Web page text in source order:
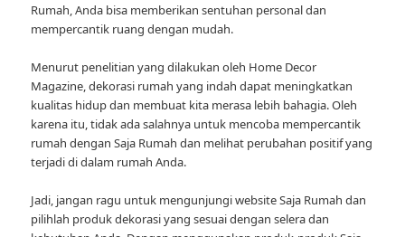
Rumah, Anda bisa memberikan sentuhan personal dan
mempercantik ruang dengan mudah.
Menurut penelitian yang dilakukan oleh Home Decor
Magazine, dekorasi rumah yang indah dapat meningkatkan
kualitas hidup dan membuat kita merasa lebih bahagia. Oleh
karena itu, tidak ada salahnya untuk mencoba mempercantik
rumah dengan Saja Rumah dan melihat perubahan positif yang
terjadi di dalam rumah Anda.
Jadi, jangan ragu untuk mengunjungi website Saja Rumah dan
pilihlah produk dekorasi yang sesuai dengan selera dan